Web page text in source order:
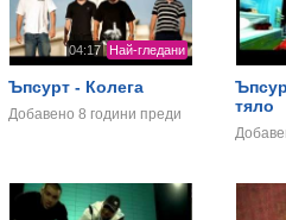
04:17 Най-гледани
Ъпсурт - Колега
Добавено8 години преди
тяло